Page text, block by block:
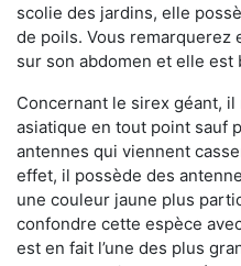
scolie des jardins, elle
de poils. Vous remarquerez
sur son abdomen et elle est
Concernant le sirex géant,
asiatique en tout point sauf
antennes qui viennent
effet, il possède des
une couleur jaune plus
confondre cette espèce
est en fait l’une des plus